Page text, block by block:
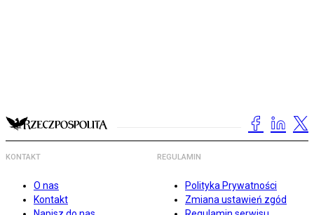
KONTAKT
O nas
Kontakt
REGULAMIN
Polityka Prywatności
Zmiana ustawień zgód